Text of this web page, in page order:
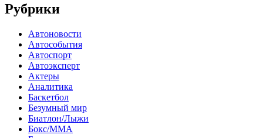
Рубрики
Автоновости
Автособытия
Автоспорт
Автоэксперт
Актеры
Аналитика
Баскетбол
Безумный мир
Биатлон/Лыжи
Бокс/MMA